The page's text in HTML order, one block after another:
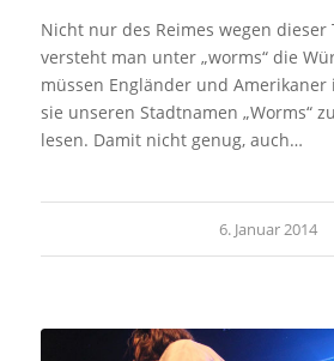
Nicht nur des Reimes wegen dieser
versteht man unter „worms“ die
müssen Engländer und
sie unseren Stadtnamen „Worms“
lesen. Damit nicht genug, auch…
6. Januar 2014